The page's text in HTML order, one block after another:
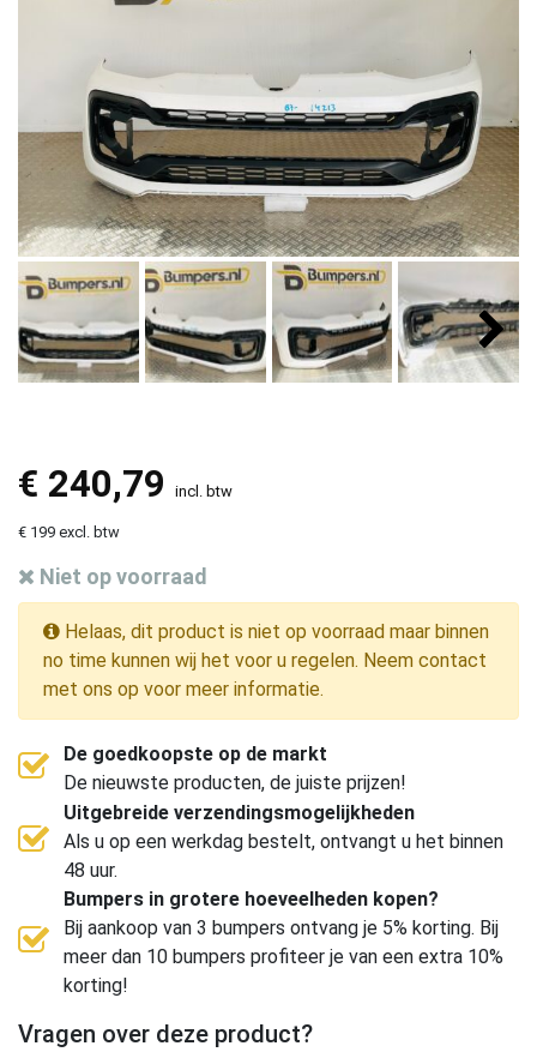
€ 240,79 incl. btw
€ 199 excl. btw
Niet op voorraad
Helaas, dit product is niet op voorraad maar binnen
no time kunnen wij het voor u regelen. Neem contact
met ons op voor meer informatie.
De goedkoopste op de markt
De nieuwste producten, de juiste prijzen!
Uitgebreide verzendingsmogelijkheden
Als u op een werkdag bestelt, ontvangt u het binnen
48 uur.
Bumpers in grotere hoeveelheden kopen?
Bij aankoop van 3 bumpers ontvang je 5% korting. Bij
meer dan 10 bumpers profiteer je van een extra 10%
korting!
Vragen over deze product?